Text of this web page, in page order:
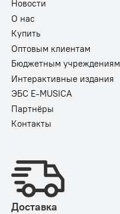
Новости
О нас
Купить
Оптовым клиентам
Бюджетным учреждениям
Интерактивные издания
ЭБС E-MUSICA
Партнёры
Контакты
Доставка